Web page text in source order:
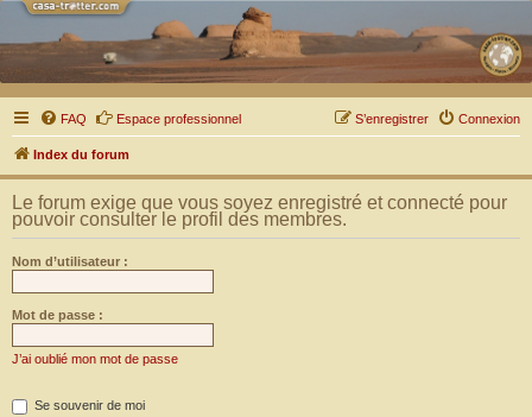
FAQ Espace professionnel Connexion
S’enregistrer
Index du forum
Le forum exige que vous soyez enregistré et connecté pour
pouvoir consulter le profil des membres.
Nom d’utilisateur :
Mot de passe :
J’ai oublié mon mot de passe
Se souvenir de moi